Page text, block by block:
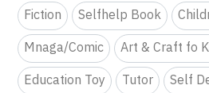
Fiction
Selfhelp Book
Mnaga/Comic
Art & Craft fo
Education Toy
Tutor
Self